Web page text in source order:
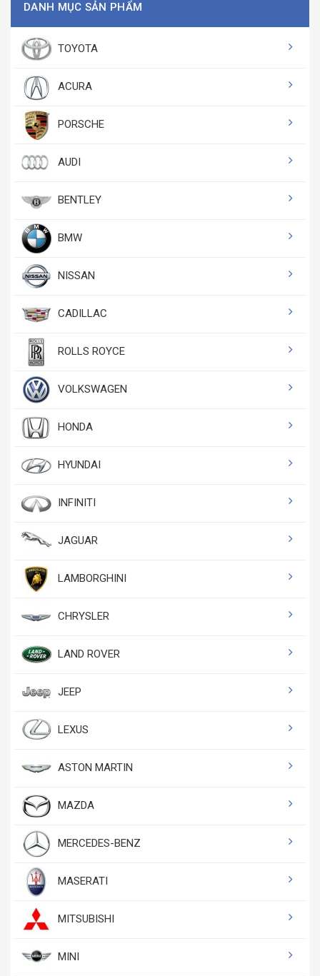
DANH MỤC SẢN PHẨM
TOYOTA
ACURA
PORSCHE
AUDI
BENTLEY
BMW
NISSAN
CADILLAC
ROLLS ROYCE
VOLKSWAGEN
HONDA
HYUNDAI
INFINITI
JAGUAR
LAMBORGHINI
CHRYSLER
LAND ROVER
JEEP
LEXUS
ASTON MARTIN
MAZDA
MERCEDES-BENZ
MASERATI
MITSUBISHI
MINI